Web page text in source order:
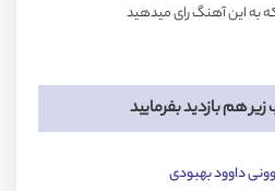
به این آهنگ رای میدهید
هم بازدید بفرمایید
داوود بهبودی